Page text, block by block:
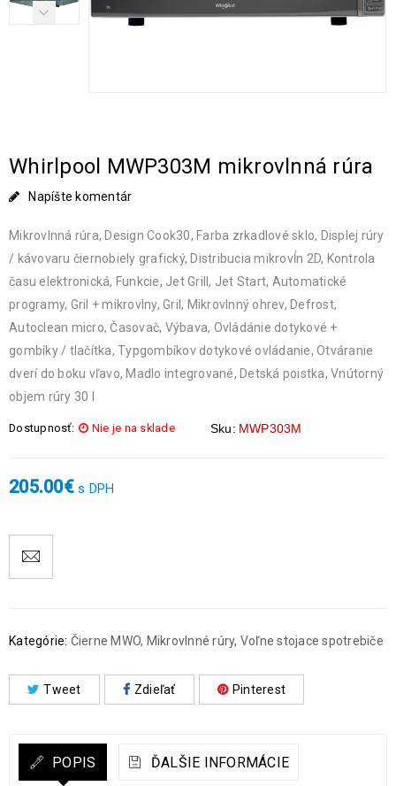
Whirlpool MWP303M mikrovlnná rúra
Napíšte komentár
Mikrovlnná rúra, Design Cook30, Farba zrkadlové sklo, Displej rúry
/ kávovaru čiernobiely grafický, Distribucia mikrovĺn 2D, Kontrola
času elektronická, Funkcie, Jet Grill, Jet Start, Automatické
programy, Gril + mikrovlny, Gril, Mikrovlnný ohrev, Defrost,
Autoclean micro, Časovač, Výbava, Ovládánie dotykové +
gombíky / tlačítka, Typgombíkov dotykové ovládanie, Otváranie
dverí do boku vľavo, Madlo integrované, Detská poistka, Vnútorný
objem rúry 30 l
Dostupnosť: Nie je na sklade Sku: MWP303M
205.00€ s DPH
Kategórie: Čierne MWO, Mikrovlnné rúry, Voľne stojace spotrebiče
Tweet Zdieľať Pinterest
POPIS ĎALŠIE INFORMÁCIE